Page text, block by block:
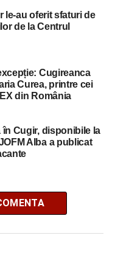
le-au oferit sfaturi de
de la Centrul
Cugireanca
Curea, printre cei
din România
în Cugir, disponibile la
Alba a publicat